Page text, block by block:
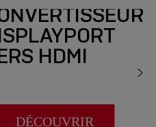
HDMI
DÉCOUVRIR